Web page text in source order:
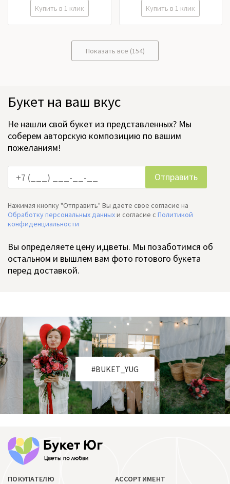
Купить в 1 клик Купить в 1 клик
Показать все (154)
Букет на ваш вкус
Не нашли свой букет из представленных? Мы
соберем авторскую композицию по вашим
пожеланиям!
Нажимая кнопку "Отправить" Вы даете свое согласие на
Обработку персональных данныхи согласие c Политикой
конфиденциальности
Вы определяете цену и,цветы. Мы позаботимся об
остальном и вышлем вам фото готового букета
перед доставкой.
#BUKET_YUG
ПОКУПАТЕЛЮ
АССОРТИМЕНТ